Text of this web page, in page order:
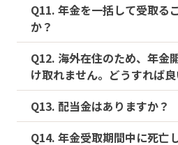
Q11. 年金を一括して受取る
か？
Q12. 海外在住のため、年金
け取れません。どうすれば
Q13. 配当金はありますか？
Q14. 年金受取期間中に死亡